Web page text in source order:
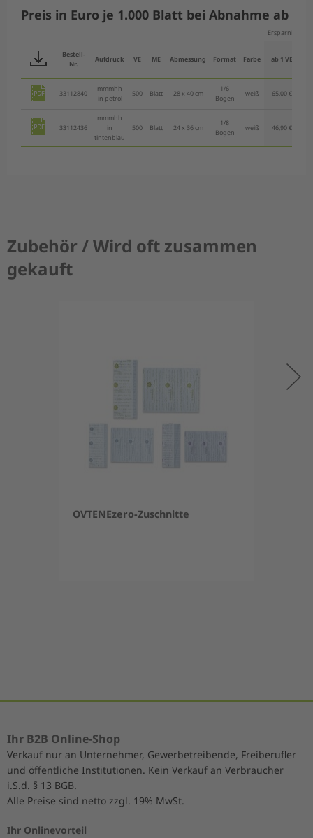
Preis in Euro je 1.000 Blatt bei Abnahme ab
Ersparnis
Bestell-
Nr.
Aufdruck VE ME Abmessung Format Farbe ab 1 VE
33112840
mmmhh
in petrol
500 Blatt 28 x 40 cm
1/6
Bogen
weiß 65,00 €
33112436
mmmhh
in
tintenblau
500 Blatt 24 x 36 cm
1/8
Bogen
weiß 46,90 €
Zubehör / Wird oft zusammen
gekauft
OVTENEzero-Zuschnitte
Ihr B2B Online-Shop
Verkauf nur an Unternehmer, Gewerbetreibende, Freiberufler
und öffentliche Institutionen. Kein Verkauf an Verbraucher
i.S.d. § 13 BGB.
Alle Preise sind netto zzgl. 19% MwSt.
Ihr Onlinevorteil